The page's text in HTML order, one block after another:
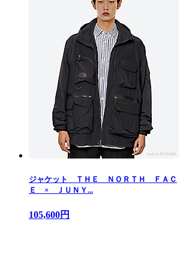
ジャケット ＴＨＥ ＮＯＲＴＨ ＦＡＣ
Ｅ × ＪＵＮＹ...
105,600円